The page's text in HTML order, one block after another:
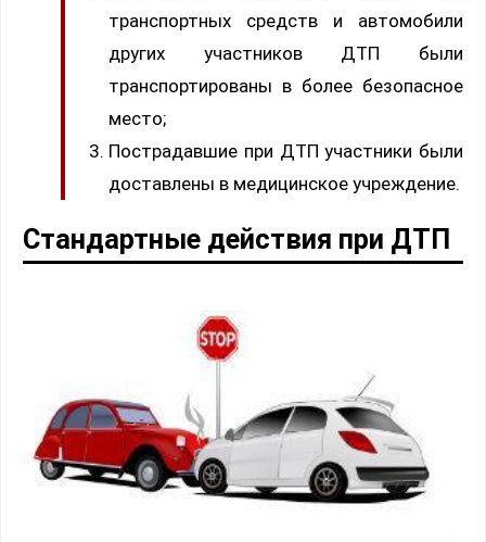
транспортных средств и автомобили
других участников ДТП были
транспортированы в более безопасное
место;
Пострадавшие при ДТП участники были
доставлены в медицинское учреждение.
Стандартные действия при ДТП